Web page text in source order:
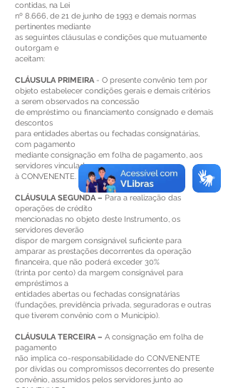
contidas, na Lei
nº 8.666, de 21 de junho de 1993 e demais normas
pertinentes mediante
as seguintes cláusulas e condições que mutuamente
outorgam e
aceitam:
CLÁUSULA PRIMEIRA - O presente convênio tem por
objeto estabelecer condições gerais e demais critérios
a serem observados na concessão
de empréstimo ou financiamento consignado e demais
descontos
para entidades abertas ou fechadas consignatárias,
com pagamento
mediante consignação em folha de pagamento, aos
servidores vinculados
à CONVENENTE.
CLÁUSULA SEGUNDA – Para a realização das
operações de crédito
mencionadas no objeto deste Instrumento, os
servidores deverão
dispor de margem consignável suficiente para
amparar as prestações decorrentes da operação
financeira, que não poderá exceder 30%
(trinta por cento) da margem consignável para
empréstimos a
entidades abertas ou fechadas consignatárias
(fundações, previdência privada, seguradoras e outras
que tiverem convênio com o Município).
CLÁUSULA TERCEIRA – A consignação em folha de
pagamento
não implica co-responsabilidade do CONVENENTE
por dívidas ou compromissos decorrentes do presente
convênio, assumidos pelos servidores junto ao